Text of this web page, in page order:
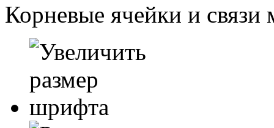
Корневые ячейки и